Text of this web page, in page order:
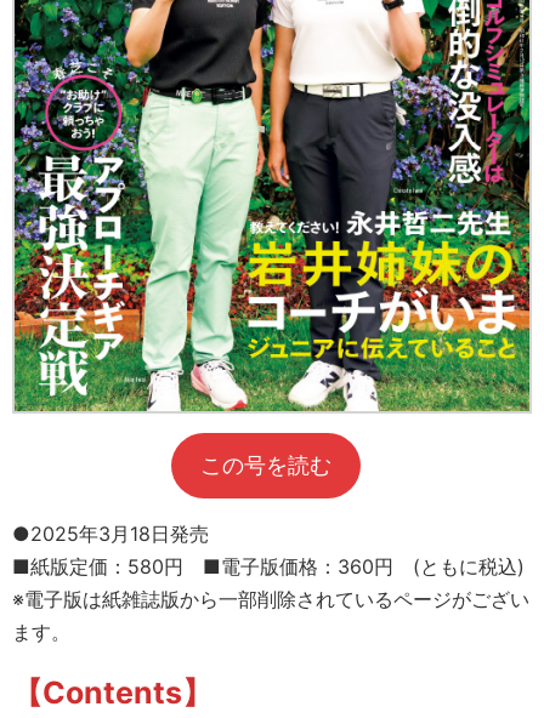
この号を読む
●2025年3月18日発売
■紙版定価：580円 ■電子版価格：360円 (ともに税込)
※電子版は紙雑誌版から一部削除されているページがござい
ます。
【Contents】